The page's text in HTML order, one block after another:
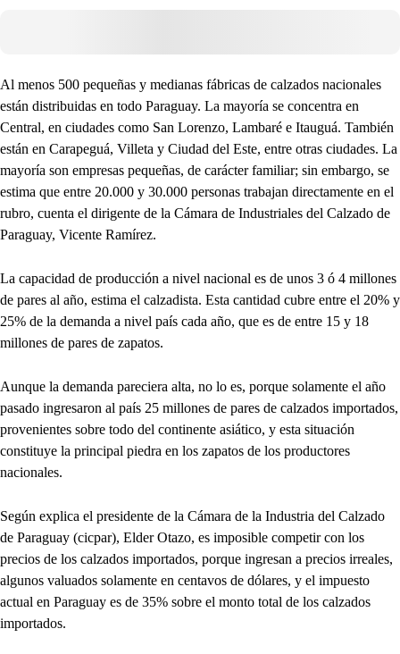
Al menos 500 pequeñas y medianas fábricas de calzados nacionales
están distribuidas en todo Paraguay. La mayoría se concentra en
Central, en ciudades como San Lorenzo, Lambaré e Itauguá. También
están en Carapeguá, Villeta y Ciudad del Este, entre otras ciudades. La
mayoría son empresas pequeñas, de carácter familiar; sin embargo, se
estima que entre 20.000 y 30.000 personas trabajan directamente en el
rubro, cuenta el dirigente de la Cámara de Industriales del Calzado de
Paraguay, Vicente Ramírez.
La capacidad de producción a nivel nacional es de unos 3 ó 4 millones
de pares al año, estima el calzadista. Esta cantidad cubre entre el 20% y
25% de la demanda a nivel país cada año, que es de entre 15 y 18
millones de pares de zapatos.
Aunque la demanda pareciera alta, no lo es, porque solamente el año
pasado ingresaron al país 25 millones de pares de calzados importados,
provenientes sobre todo del continente asiático, y esta situación
constituye la principal piedra en los zapatos de los productores
nacionales.
Según explica el presidente de la Cámara de la Industria del Calzado
de Paraguay (cicpar), Elder Otazo, es imposible competir con los
precios de los calzados importados, porque ingresan a precios irreales,
algunos valuados solamente en centavos de dólares, y el impuesto
actual en Paraguay es de 35% sobre el monto total de los calzados
importados.